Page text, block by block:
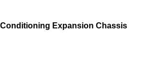
Expansion Chassis